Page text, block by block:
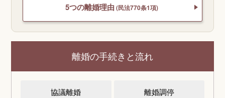
5つの離婚理由 (民法770条1項)
離婚の手続きと流れ
協議離婚 離婚調停